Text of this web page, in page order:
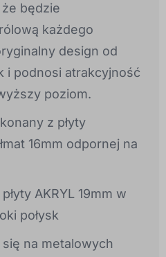
będzie
każdego
design od
i podnosi atrakcyjność
poziom.
z płyty
16mm odpornej na
AKRYL 19mm w
połysk
na metalowych